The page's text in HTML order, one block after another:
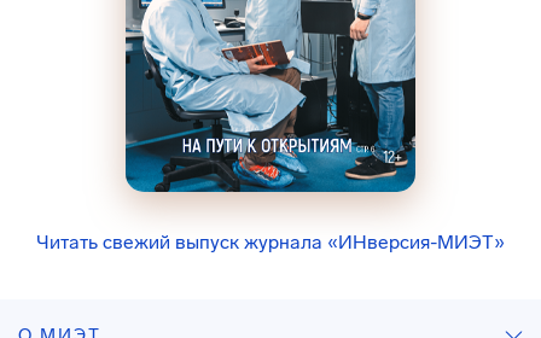
Читать свежий выпуск журнала «ИНверсия-МИЭТ»